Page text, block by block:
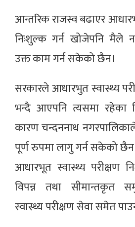
आन्तरिक राजस्व बढाएर
निःशुल्क गर्न खोजेपनि मैले
उक्त काम गर्न सकेको छैन।
सरकारले आधारभुत स्वास्थ्य
भन्दै आएपनि त्यसमा रहेका
कारण चन्दननाथ
पूर्ण रुपमा लागु गर्न सकेको
आधारभूत स्वास्थ्य परीक्षण
विपन्न तथा सीमान्तकृत
स्वास्थ्य परीक्षण सेवा समेत